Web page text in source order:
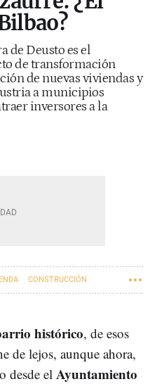
de Deusto es el
de transformación
de nuevas viviendas y
a municipios
inversores a la
CONSTRUCCIÓN
histórico, de esos
de lejos, aunque ahora,
desde elAyuntamiento